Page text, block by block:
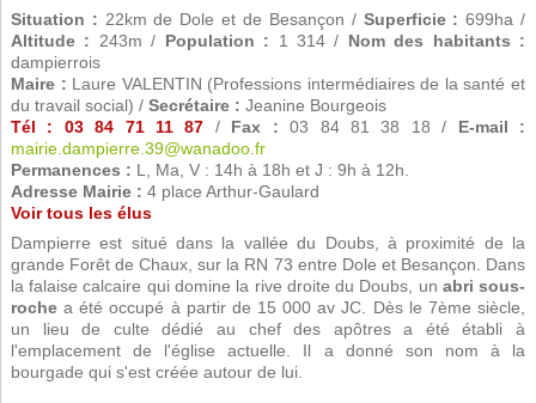
Situation : 22km de Dole et de Besançon / Superficie : 699ha /
Altitude : 243m / Population : 1 314 / Nom des habitants :
dampierrois
Maire : Laure VALENTIN (Professions intermédiaires de la santé et
du travail social) / Secrétaire : Jeanine Bourgeois
Tél : 03 84 71 11 87 / Fax : 03 84 81 38 18 / E-mail :
mairie.dampierre.39@wanadoo.fr
Permanences : L, Ma, V : 14h à 18h et J : 9h à 12h.
Adresse Mairie : 4 place Arthur-Gaulard
Voir tous les élus
Dampierre est situé dans la vallée du Doubs, à proximité de la
grande Forêt de Chaux, sur la RN 73 entre Dole et Besançon. Dans
la falaise calcaire qui domine la rive droite du Doubs, un abri sous-
rochea été occupé à partir de 15 000 av JC. Dès le 7ème siècle,
un lieu de culte dédié au chef des apôtres a été établi à
l'emplacement de l'église actuelle. Il a donné son nom à la
bourgade qui s'est créée autour de lui.